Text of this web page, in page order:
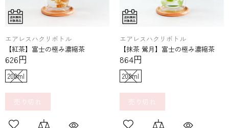
エアレスハクリボトル
【紅茶】富士の​極み濃縮茶
626円
200ml
売り切れ
エアレスハクリボトル
【抹茶 鶯月】富士の​極み濃縮茶
864円
200ml
売り切れ